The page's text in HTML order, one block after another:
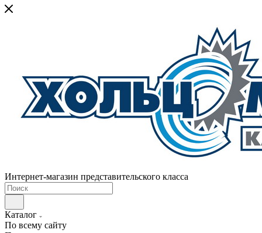
Интернет-магазин представительского класса
Каталог
По всему сайту